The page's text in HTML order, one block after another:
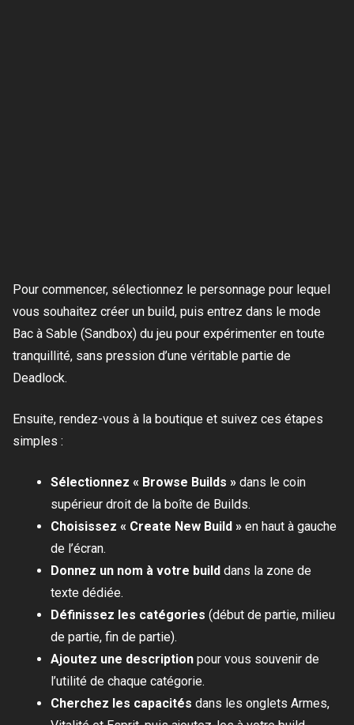
Pour commencer, sélectionnez le personnage pour lequel
vous souhaitez créer un build, puis entrez dans le mode
Bac à Sable (Sandbox) du jeu pour expérimenter en toute
tranquillité, sans pression d’une véritable partie de
Deadlock.
Ensuite, rendez-vous à la boutique et suivez ces étapes
simples :
Sélectionnez « Browse Builds » dans le coin
supérieur droit de la boîte de Builds.
Choisissez « Create New Build » en haut à gauche
de l’écran.
Donnez un nom à votre build dans la zone de
texte dédiée.
Définissez les catégories (début de partie, milieu
de partie, fin de partie).
Ajoutez une description pour vous souvenir de
l’utilité de chaque catégorie.
Cherchez les capacités dans les onglets Armes,